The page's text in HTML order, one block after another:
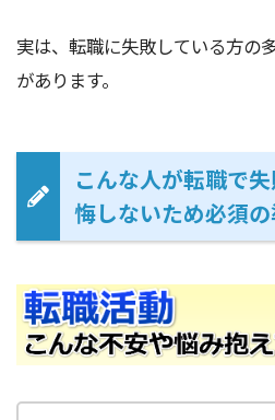
実は、転職に失敗している方の
があります。
こんな人が転職で
悔しないため必須の